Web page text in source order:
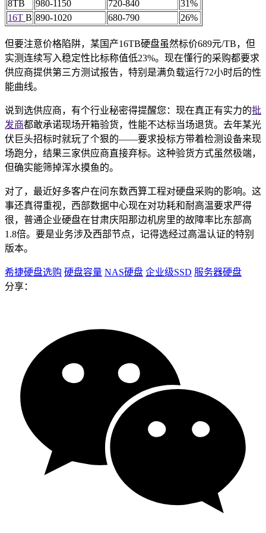
8TB 980-1150 720-840
31%
16T B 890-1020 680-790 26%
但要注意价格陷阱，某国产16TB硬盘虽然标价689元/TB，但
实测连续写入稳定性比标称值低23%。现在懂行的采购都要求
供应商提供第三方测试报告，特别是满负载运行72小时后的性
能曲线。
说到选供应商，有个行业秘密得提醒您：现在真正有实力的批
发商都敢承诺现场开箱验货，性能不达标当场退货。去年某光
伏巨头招标时就玩了个狠的——要求投标方带着检测设备来现
场跑分，结果三家供应商直接弃标。这种验货方式虽然极端，
但确实能筛掉浑水摸鱼的。
对了，最近好多客户在问东数西算工程对硬盘采购的影响。这
事还真得重视，西部数据中心现在对功耗和耐高温要求严得
很，普通企业硬盘在甘肃庆阳那边机房里的故障率比东部高
1.8倍。要是业务涉及西部节点，记得选经过高温认证的特别
版本。
希捷硬盘选购 硬盘容量 NAS硬盘 企业级SSD 服务器硬盘
分享：